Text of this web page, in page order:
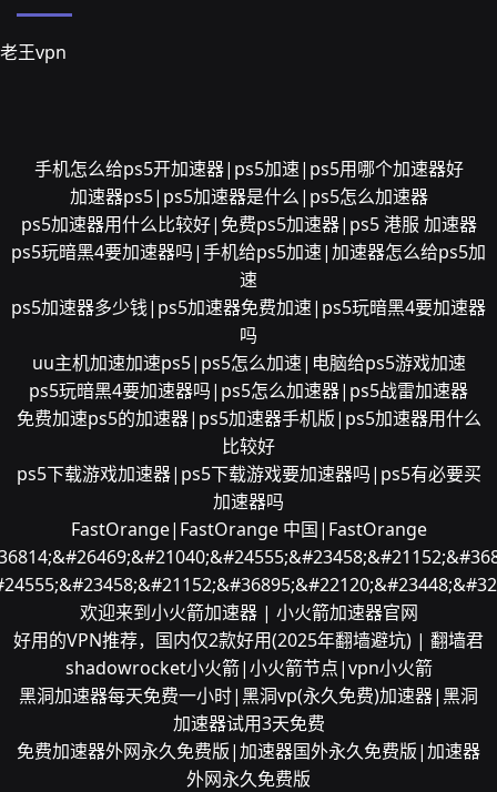
老王vpn
手机怎么给ps5开加速器|ps5加速|ps5用哪个加速器好
加速器ps5|ps5加速器是什么|ps5怎么加速器
ps5加速器用什么比较好|免费ps5加速器|ps5 港服 加速器
ps5玩暗黑4要加速器吗|手机给ps5加速|加速器怎么给ps5加
速
ps5加速器多少钱|ps5加速器免费加速|ps5玩暗黑4要加速器
吗
uu主机加速加速ps5|ps5怎么加速|电脑给ps5游戏加速
ps5玩暗黑4要加速器吗|ps5怎么加速器|ps5战雷加速器
免费加速ps5的加速器|ps5加速器手机版|ps5加速器用什么
比较好
ps5下载游戏加速器|ps5下载游戏要加速器吗|ps5有必要买
加速器吗
FastOrange|FastOrange 中国|FastOrange
欢迎来到小火箭加速器 | 小火箭加速器官网
好用的VPN推荐，国内仅2款好用(2025年翻墙避坑) | 翻墙君
shadowrocket小火箭|小火箭节点|vpn小火箭
黑洞加速器每天免费一小时|黑洞vp(永久免费)加速器|黑洞
加速器试用3天免费
免费加速器外网永久免费版|加速器国外永久免费版|加速器
外网永久免费版